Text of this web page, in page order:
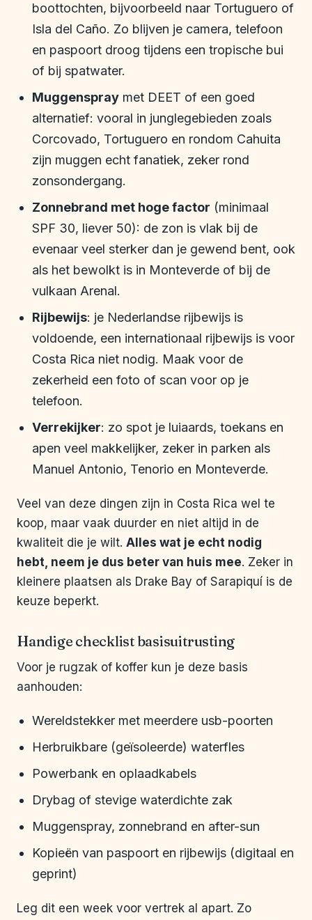
boottochten, bijvoorbeeld naar Tortuguero of
Isla del Caño. Zo blijven je camera, telefoon
en paspoort droog tijdens een tropische bui
of bij spatwater.
Muggenspray met DEET of een goed
alternatief: vooral in junglegebieden zoals
Corcovado, Tortuguero en rondom Cahuita
zijn muggen echt fanatiek, zeker rond
zonsondergang.
Zonnebrand met hoge factor (minimaal
SPF 30, liever 50): de zon is vlak bij de
evenaar veel sterker dan je gewend bent, ook
als het bewolkt is in Monteverde of bij de
vulkaan Arenal.
Rijbewijs: je Nederlandse rijbewijs is
voldoende, een internationaal rijbewijs is voor
Costa Rica niet nodig. Maak voor de
zekerheid een foto of scan voor op je
telefoon.
Verrekijker: zo spot je luiaards, toekans en
apen veel makkelijker, zeker in parken als
Manuel Antonio, Tenorio en Monteverde.
Veel van deze dingen zijn in Costa Rica wel te
koop, maar vaak duurder en niet altijd in de
kwaliteit die je wilt. Alles wat je echt nodig
hebt, neem je dus beter van huis mee. Zeker in
kleinere plaatsen als Drake Bay of Sarapiquí is de
keuze beperkt.
Handige checklist basisuitrusting
Voor je rugzak of koffer kun je deze basis
aanhouden:
Wereldstekker met meerdere usb-poorten
Herbruikbare (geïsoleerde) waterfles
Powerbank en oplaadkabels
Drybag of stevige waterdichte zak
Muggenspray, zonnebrand en after-sun
Kopieën van paspoort en rijbewijs (digitaal en
geprint)
Leg dit een week voor vertrek al apart. Zo